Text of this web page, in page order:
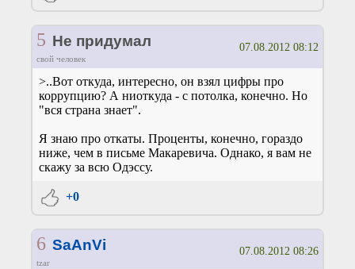
5 Не придумал
свой человек
07.08.2012 08:12
>..Вот откуда, интересно, он взял цифры про
коррупцию? А ниоткуда - с потолка, конечно. Но
"вся страна знает".
Я знаю про откаты. Проценты, конечно, гораздо
ниже, чем в письме Макаревича. Однако, я вам не
скажу за всю Одэссу.
+0
6 SaAnVi
tzar
07.08.2012 08:26